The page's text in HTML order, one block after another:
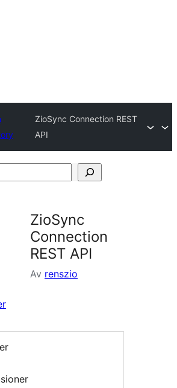
ZioSync Connection REST
API
ZioSync
Connection
REST API
Av renszio